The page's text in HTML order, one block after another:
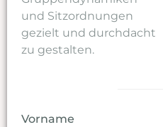
und Sitzordnungen
gezielt und durchdacht
zu gestalten.
Vorname